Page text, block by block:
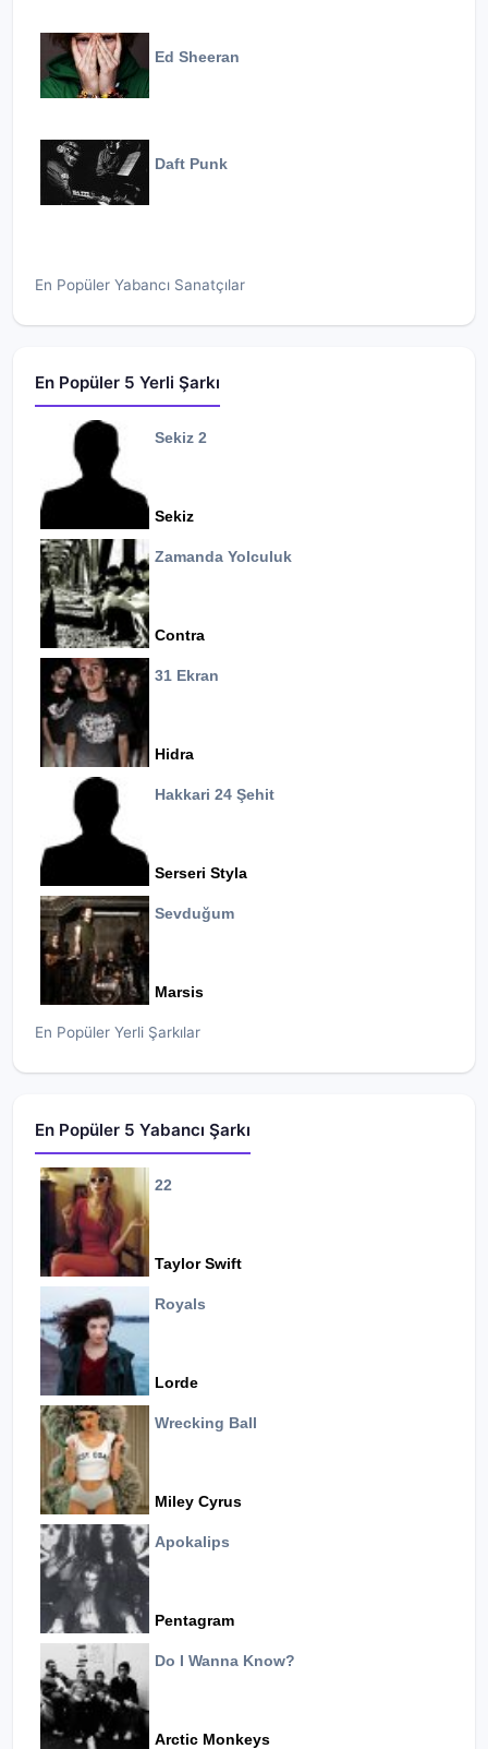
Ed Sheeran
Daft Punk
En Popüler Yabancı Sanatçılar
En Popüler 5 Yerli Şarkı
Sekiz 2
Sekiz
Zamanda Yolculuk
Contra
31 Ekran
Hidra
Hakkari 24 Şehit
Serseri Styla
Sevduğum
Marsis
En Popüler Yerli Şarkılar
En Popüler 5 Yabancı Şarkı
22
Taylor Swift
Royals
Lorde
Wrecking Ball
Miley Cyrus
Apokalips
Pentagram
Do I Wanna Know?
Arctic Monkeys